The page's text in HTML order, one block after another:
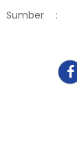
Sumber :